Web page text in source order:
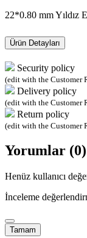
22*0.80 mm Yıldız
Ürün Detayları
Security policy
(edit with the Customer
Delivery policy
(edit with the Customer
Return policy
(edit with the Customer
Yorumlar (0)
Henüz kullanıcı
İnceleme
Tamam